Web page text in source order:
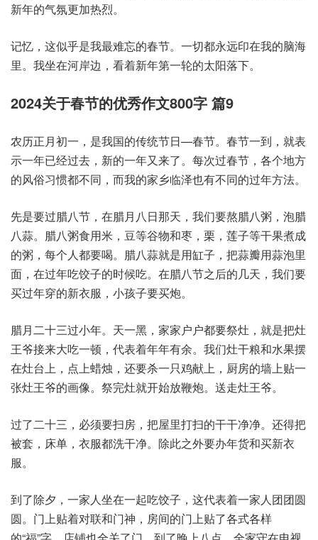
新年的气氛更加热烈。
记忆，这似乎是我最难忘的春节。一切都永远印在我的脑海
里。我坐在河岸边，看着新年第一轮的太阳落下。
2024关于春节的优秀作文800字 篇9
农历正月初一，是我国的传统节日—春节。春节一到，就表
示一年已经过去，新的一年又来了。每次过春节，各个地方
的风俗习惯都不同，而我的家乡临泽也有不同的过年方法。
先是要过腊八节，在腊月八日那天，我们要熬腊八粥，泡腊
八蒜。腊八粥食用米，豆等谷物和枣，栗，莲子等干果煮成
的粥，每个人都要喝。腊八蒜就是用缸子，把蒜瓣用蒜泡里
面，在过年吃饺子的时候吃。在腊八节之后的几天，我们要
买过年穿的新衣服，小孩子要买炮。
腊月二十三过小年。天一黑，家家户户都要祭灶，就是把灶
王爷接来大吃一顿，代表着年年有余。我们灶干粮和水果摆
在灶台上，点上蜡烛，还要杀一只鸡献上，厨房的墙上贴一
张灶王爷的画像。祭完灶就开始放鞭炮。送走灶王爷。
过了二十三，必须要扫房，把屋里打扫的干干净净。还得把
被套，床单，衣服都洗干净。除此之外要办年货和买新衣
服。
到了除夕，一家人坐在一起吃饺子，这代表着一家人团团圆
圆。门上贴着对联和门神，房间的门上贴了各式各样